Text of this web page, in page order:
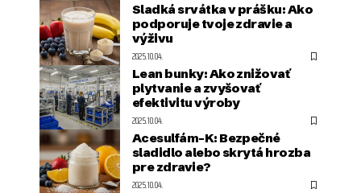
Sladká srvátka v prášku: Ako
podporuje tvoje zdravie a
výživu
2025.10.04.
Lean bunky: Ako znižovať
plytvanie a zvyšovať
efektivitu výroby
2025.10.04.
Acesulfám-K: Bezpečné
sladidlo alebo skrytá hrozba
pre zdravie?
2025.10.04.